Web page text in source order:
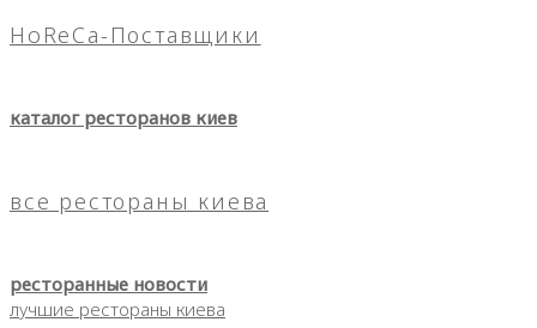
HoReCa-Поставщики
каталог ресторанов киев
все рестораны киева
ресторанные новости
лучшие рестораны киева